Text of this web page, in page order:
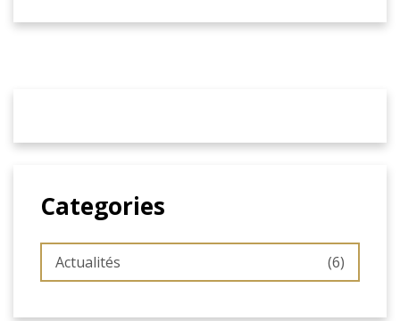
Categories
Actualités (6)